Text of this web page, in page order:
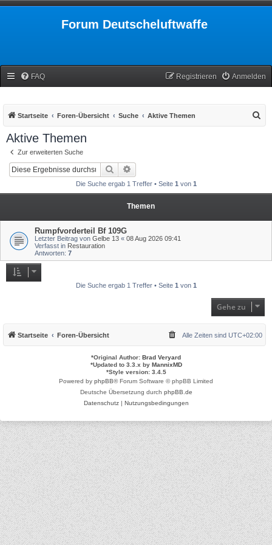
Forum Deutscheluftwaffe
FAQ Anmelden
Registrieren
Startseite Foren-Übersicht Suche Aktive Themen
Aktive Themen
Zur erweiterten Suche
Suche
Die Suche ergab 1 Treffer • Seite 1 von 1
Themen
Rumpfvorderteil Bf 109G
Letzter Beitrag von Gelbe 13 « 08 Aug 2026 09:41
Verfasst in Restauration
Antworten: 7
Die Suche ergab 1 Treffer • Seite 1 von 1
Gehe zu
Startseite Foren-Übersicht Alle Zeiten sind UTC+02:00
*Original Author: Brad Veryard
*Updated to 3.3.x by MannixMD
*Style version: 3.4.5
Powered by phpBB® Forum Software © phpBB Limited
Deutsche Übersetzung durch phpBB.de
Datenschutz| Nutzungsbedingungen